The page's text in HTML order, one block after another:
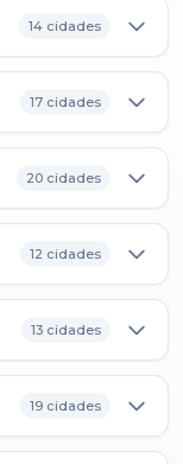
14 cidades
17 cidades
20 cidades
12 cidades
13 cidades
19 cidades